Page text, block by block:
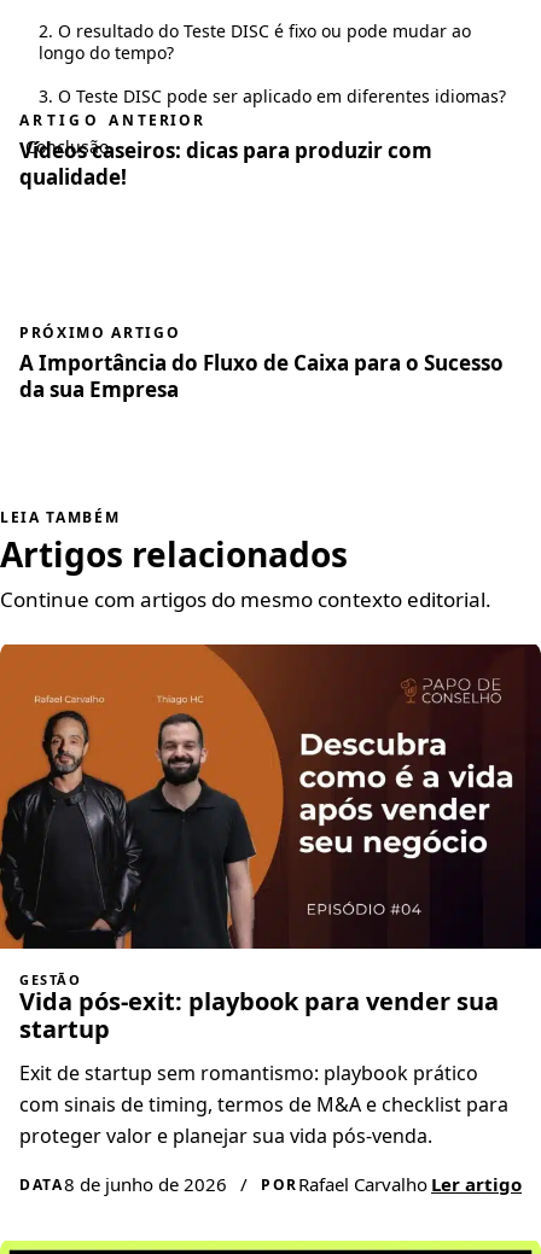
2. O resultado do Teste DISC é fixo ou pode mudar ao
longo do tempo?
3. O Teste DISC pode ser aplicado em diferentes idiomas?
Conclusão
ARTIGO ANTERIOR
Vídeos caseiros: dicas para produzir com
qualidade!
PRÓXIMO ARTIGO
A Importância do Fluxo de Caixa para o Sucesso
da sua Empresa
LEIA TAMBÉM
Artigos relacionados
Continue com artigos do mesmo contexto editorial.
GESTÃO
Vida pós-exit: playbook para vender sua
startup
Exit de startup sem romantismo: playbook prático
com sinais de timing, termos de M&A e checklist para
proteger valor e planejar sua vida pós-venda.
DATA8 de junho de 2026 / PORRafael Carvalho Ler artigo